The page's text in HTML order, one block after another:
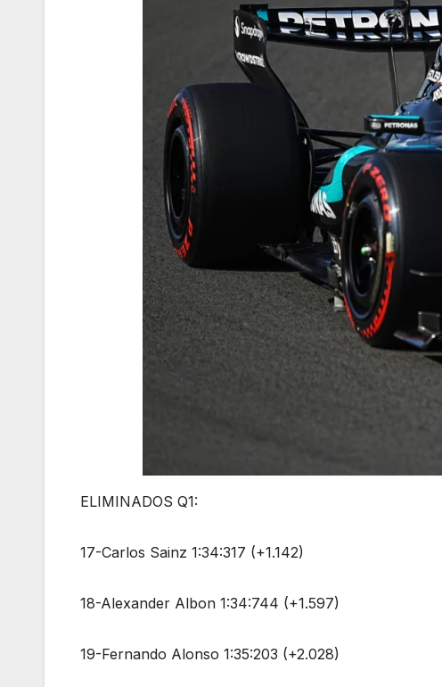
ELIMINADOS Q1:
17-Carlos Sainz 1:34:317 (+1.142)
18-Alexander Albon 1:34:744 (+1.597)
19-Fernando Alonso 1:35:203 (+2.028)